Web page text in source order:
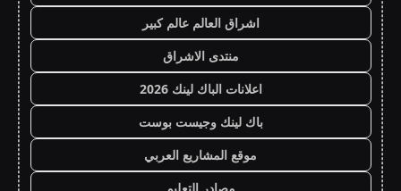
اشراق العالم عالم كبير
منتدى الاشراق
اعلانات الباك لينك 2026
باك لينك وجيست بوست
موقع المشاريع العربي